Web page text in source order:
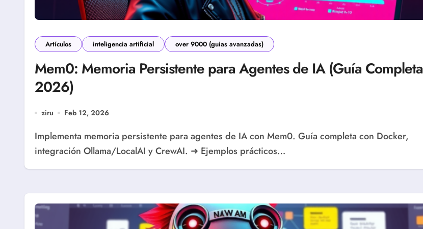
Artículos inteligencia artificial over 9000 (guias avanzadas)
Mem0: Memoria Persistente para Agentes de IA (Guía Completa
2026)
ziru Feb 12, 2026
Implementa memoria persistente para agentes de IA con Mem0. Guía completa con Docker,
integración Ollama/LocalAI y CrewAI. ➜ Ejemplos prácticos…